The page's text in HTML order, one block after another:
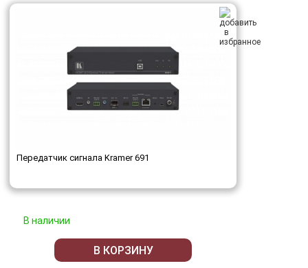
Передатчик сигнала Kramer 691
В наличии
В КОРЗИНУ